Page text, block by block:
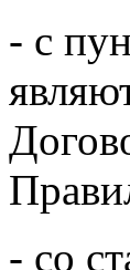
- с
- со